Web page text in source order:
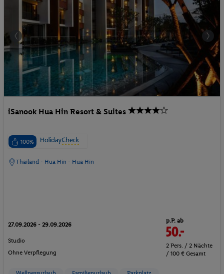
iSanook Hua Hin Resort & Suites
100%
Thailand - Hua Hin - Hua Hin
27.09.2026 - 29.09.2026
Studio
Ohne Verpflegung
p.P. ab
50.-
2 Pers. / 2 Nächte
/ 100 € Gesamt